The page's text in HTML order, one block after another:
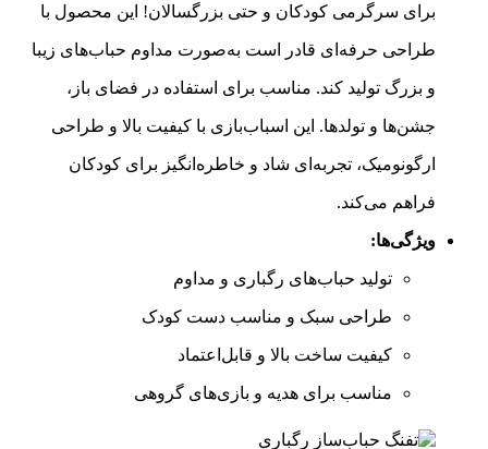
برای سرگرمی کودکان و حتی بزرگسالان! این محصول با
طراحی حرفه‌ای قادر است به‌صورت مداوم حباب‌های زیبا
و بزرگ تولید کند. مناسب برای استفاده در فضای باز،
جشن‌ها و تولدها. این اسباب‌بازی با کیفیت بالا و طراحی
ارگونومیک، تجربه‌ای شاد و خاطره‌انگیز برای کودکان
فراهم می‌کند.
ویژگی‌ها:
تولید حباب‌های رگباری و مداوم
طراحی سبک و مناسب دست کودک
کیفیت ساخت بالا و قابل‌اعتماد
مناسب برای هدیه و بازی‌های گروهی